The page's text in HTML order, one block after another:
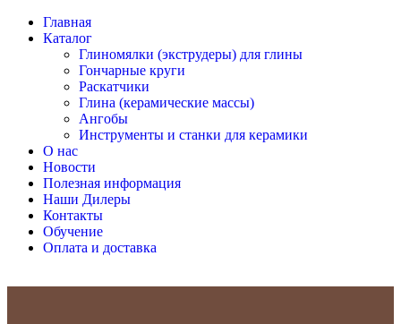
Главная
Каталог
Глиномялки (экструдеры) для глины
Гончарные круги
Раскатчики
Глина (керамические массы)
Ангобы
Инструменты и станки для керамики
О нас
Новости
Полезная информация
Наши Дилеры
Контакты
Обучение
Оплата и доставка